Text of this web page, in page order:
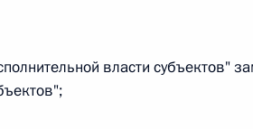
г. № 247-ФЗ
власти субъектов"